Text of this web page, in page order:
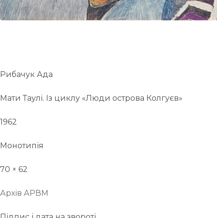
Рибачук Ада
Мати Таулі. Із циклу «Люди острова Колгуєв»
1962
Монотипія
70 × 62
Архів АРВМ